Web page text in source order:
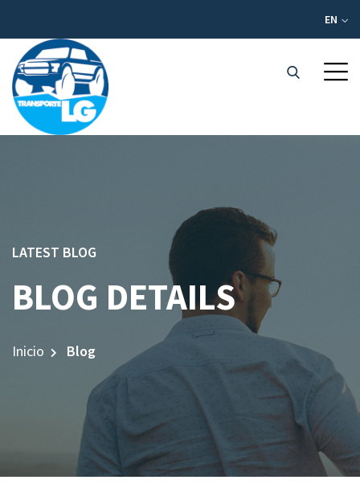
EN
LATEST BLOG
BLOG DETAILS
Inicio Blog